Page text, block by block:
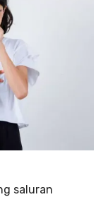
saluran